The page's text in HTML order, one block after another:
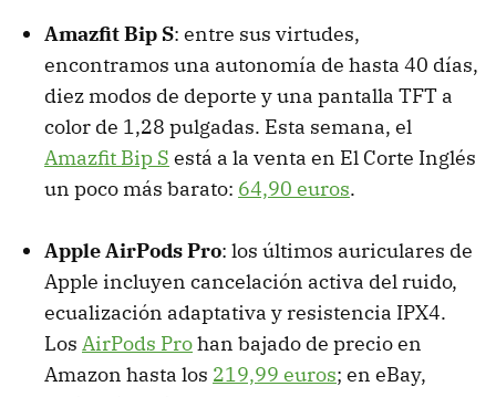
Amazfit Bip S: entre sus virtudes,
encontramos una autonomía de hasta 40 días,
diez modos de deporte y una pantalla TFT a
color de 1,28 pulgadas. Esta semana, el
Amazfit Bip S está a la venta en El Corte Inglés
un poco más barato: 64,90 euros.
Apple AirPods Pro: los últimos auriculares de
Apple incluyen cancelación activa del ruido,
ecualización adaptativa y resistencia IPX4.
Los AirPods Prohan bajado de precio en
Amazon hasta los 219,99 euros; en eBay,